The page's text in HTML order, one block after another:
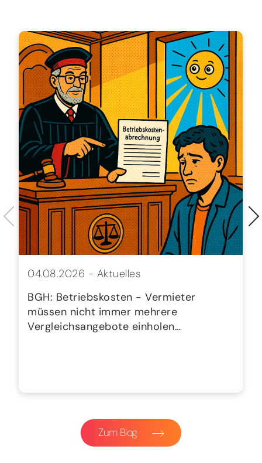
04.08.2026 - Aktuelles
BGH: Betriebskosten - Vermieter
müssen nicht immer mehrere
Vergleichsangebote einholen…
Zum Blog